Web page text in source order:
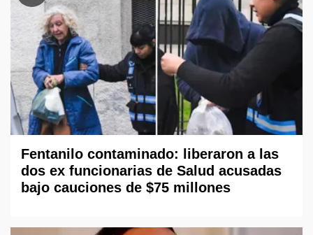
Fentanilo contaminado: liberaron a las
dos ex funcionarias de Salud acusadas
bajo cauciones de $75 millones